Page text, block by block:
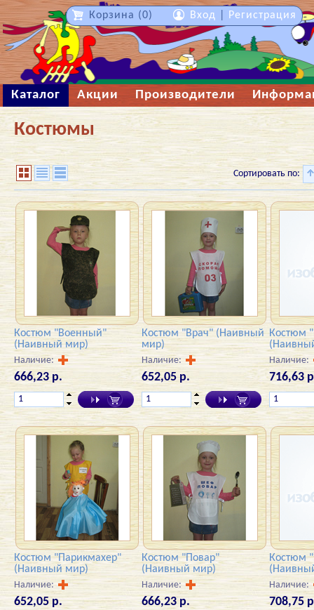
Каталог Акции Производители
Костюмы
Сортировать по:
Костюм "Военный"
(Наивный мир)
Наличие:
666,23 р.
Костюм "Врач" (Наивный
мир)
Наличие:
652,05 р.
Костюм
Наличие:
716,63
Костюм "Парикмахер"
(Наивный мир)
Наличие:
652,05 р.
Костюм "Повар"
(Наивный мир)
Наличие:
666,23 р.
Костюм
Наличие:
708,75
Корзина (0) Вход Регистрация